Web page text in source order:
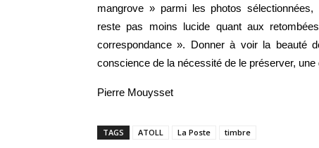
mangrove » parmi les photos sélectionnées,
reste pas moins lucide quant aux
correspondance ». Donner à voir la beauté
conscience de la nécessité de le préserver,
Pierre Mouysset
TAGS ATOLL La Poste timbre